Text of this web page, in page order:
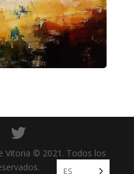
Vitoria © 2021. Todos los
ES